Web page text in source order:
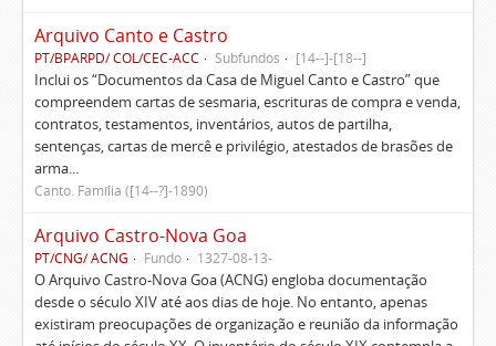
Arquivo Canto e Castro
PT/BPARPD/ COL/CEC-ACC Subfundos [14--]-[18--]
Inclui os “Documentos da Casa de Miguel Canto e Castro” que
compreendem cartas de sesmaria, escrituras de compra e venda,
contratos, testamentos, inventários, autos de partilha,
sentenças, cartas de mercê e privilégio, atestados de brasões de
arma...
Canto. Família ([14--?]-1890)
Arquivo Castro-Nova Goa
PT/CNG/ ACNG Fundo 1327-08-13-
O Arquivo Castro-Nova Goa (ACNG) engloba documentação
desde o século XIV até aos dias de hoje. No entanto, apenas
existiram preocupações de organização e reunião da informação